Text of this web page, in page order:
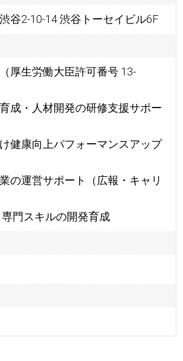
谷2-10-14 渋谷トーセイビル6F
厚生労働大臣許可番号 13-
成・人材開発の研修支援サポー
健康向上パフォーマンスアップ
の運営サポート（広報・キャリ
門スキルの開発育成